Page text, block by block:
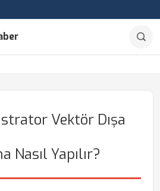
Vektör Dışa
Nasıl Yapılır?